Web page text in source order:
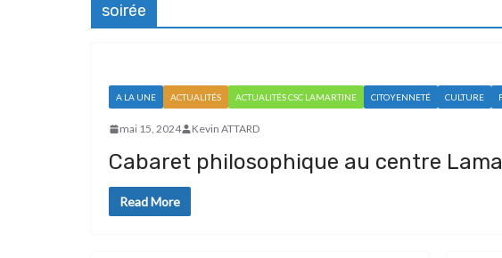
soirée
A LA UNE ACTUALITÉS ACTUALITÉS CSC LAMARTINE CITOYENNETÉ CULTURE
mai 15, 2024 Kevin ATTARD
Cabaret philosophique au centre
Read More